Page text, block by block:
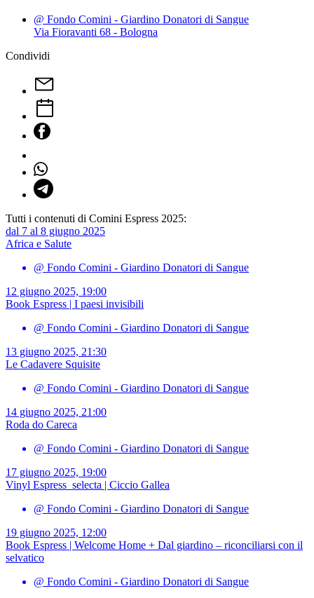
@ Fondo Comini - Giardino Donatori di Sangue
Via Fioravanti 68 - Bologna
Condividi
Tutti i contenuti di Comini Espress 2025:
dal 7 al 8 giugno 2025
Africa e Salute
@ Fondo Comini - Giardino Donatori di Sangue
12 giugno 2025, 19:00
Book Espress | I paesi invisibili
@ Fondo Comini - Giardino Donatori di Sangue
13 giugno 2025, 21:30
Le Cadavere Squisite
@ Fondo Comini - Giardino Donatori di Sangue
14 giugno 2025, 21:00
Roda do Careca
@ Fondo Comini - Giardino Donatori di Sangue
17 giugno 2025, 19:00
Vinyl Espress_selecta | Ciccio Gallea
@ Fondo Comini - Giardino Donatori di Sangue
19 giugno 2025, 12:00
Book Espress | Welcome Home + Dal giardino – riconciliarsi con il
selvatico
@ Fondo Comini - Giardino Donatori di Sangue